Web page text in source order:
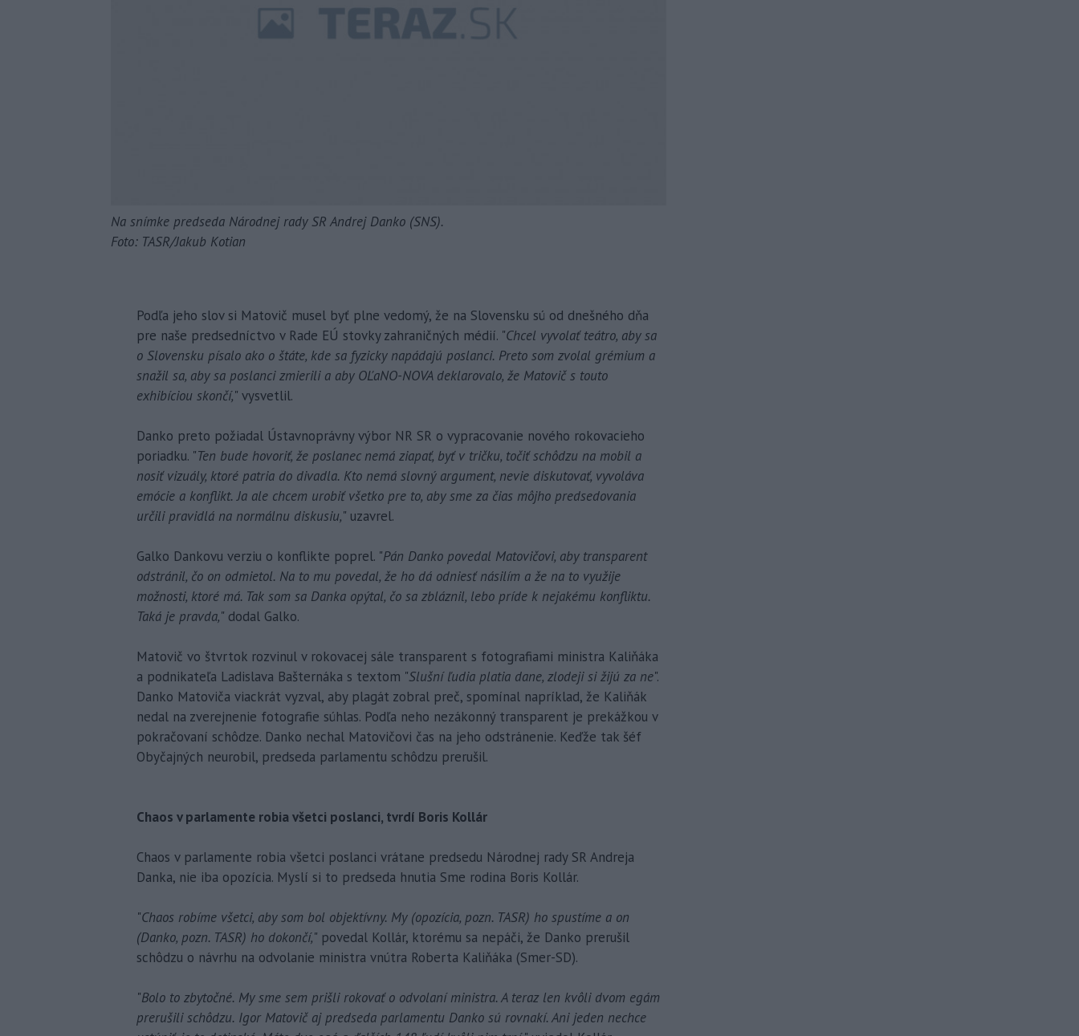
Na snímke predseda Národnej rady SR Andrej Danko (SNS).
Foto: TASR/Jakub Kotian
Podľa jeho slov si Matovič musel byť plne vedomý, že na Slovensku sú od dnešného dňa
pre naše predsedníctvo v Rade EÚ stovky zahraničných médií. "Chcel vyvolať teátro, aby sa
o Slovensku písalo ako o štáte, kde sa fyzicky napádajú poslanci. Preto som zvolal grémium a
snažil sa, aby sa poslanci zmierili a aby OĽaNO-NOVA deklarovalo, že Matovič s touto
exhibíciou skončí," vysvetlil.
Danko preto požiadal Ústavnoprávny výbor NR SR o vypracovanie nového rokovacieho
poriadku. "Ten bude hovoriť, že poslanec nemá ziapať, byť v tričku, točiť schôdzu na mobil a
nosiť vizuály, ktoré patria do divadla. Kto nemá slovný argument, nevie diskutovať, vyvoláva
emócie a konflikt. Ja ale chcem urobiť všetko pre to, aby sme za čias môjho predsedovania
určili pravidlá na normálnu diskusiu," uzavrel.
Galko Dankovu verziu o konflikte poprel. "Pán Danko povedal Matovičovi, aby transparent
odstránil, čo on odmietol. Na to mu povedal, že ho dá odniesť násilím a že na to využije
možnosti, ktoré má. Tak som sa Danka opýtal, čo sa zbláznil, lebo príde k nejakému konfliktu.
Taká je pravda," dodal Galko.
Matovič vo štvrtok rozvinul v rokovacej sále transparent s fotografiami ministra Kaliňáka
a podnikateľa Ladislava Bašternáka s textom "Slušní ľudia platia dane, zlodeji si žijú za ne".
Danko Matoviča viackrát vyzval, aby plagát zobral preč, spomínal napríklad, že Kaliňák
nedal na zverejnenie fotografie súhlas. Podľa neho nezákonný transparent je prekážkou v
pokračovaní schôdze. Danko nechal Matovičovi čas na jeho odstránenie. Keďže tak šéf
Obyčajných neurobil, predseda parlamentu schôdzu prerušil.
Chaos v parlamente robia všetci poslanci, tvrdí Boris Kollár
Chaos v parlamente robia všetci poslanci vrátane predsedu Národnej rady SR Andreja
Danka, nie iba opozícia. Myslí si to predseda hnutia Sme rodina Boris Kollár.
"Chaos robíme všetci, aby som bol objektívny. My (opozícia, pozn. TASR) ho spustíme a on
(Danko, pozn. TASR) ho dokončí," povedal Kollár, ktorému sa nepáči, že Danko prerušil
schôdzu o návrhu na odvolanie ministra vnútra Roberta Kaliňáka (Smer-SD).
"Bolo to zbytočné. My sme sem prišli rokovať o odvolaní ministra. A teraz len kvôli dvom egám
prerušili schôdzu. Igor Matovič aj predseda parlamentu Danko sú rovnakí. Ani jeden nechce